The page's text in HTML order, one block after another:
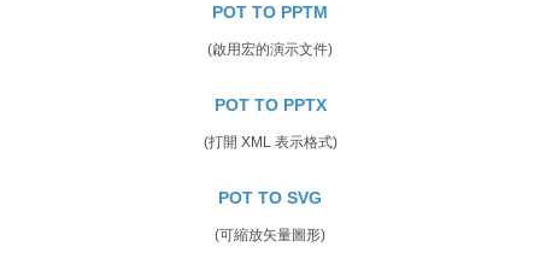
POT TO PPTM
(啟用宏的演示文件)
POT TO PPTX
(打開 XML 表示格式)
POT TO SVG
(可縮放矢量圖形)